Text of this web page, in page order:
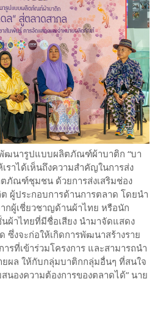
พัฒนารูปแบบผลิตภัณฑ์ผ้าบาติก “บา
ราได้เห็นถึงความสำคัญในการส่ง
ภัณฑ์ชุมชน ด้วยการส่งเสริมช่อง
ผู้ประกอบการด้านการตลาด โดยนำ
ผู้เชี่ยวชาญด้านผ้าไทย หรือนัก
ผ้าไทยที่มีชื่อเสียง นำมาจัดแสดง
ซึ่งจะก่อให้เกิดการพัฒนาสร้างราย
รที่เข้าร่วมโครงการ และสามารถนำ
ผล ให้กับกลุ่มบาติกกลุ่มอื่นๆ ที่สนใจ
องความต้องการของตลาดได้” นาย